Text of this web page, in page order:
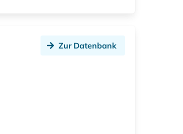
Zur Datenbank